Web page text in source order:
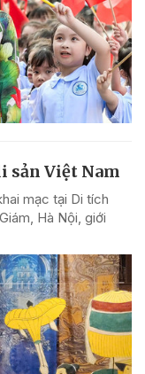
sản Việt Nam
mạc tại Di tích
Hà Nội, giới